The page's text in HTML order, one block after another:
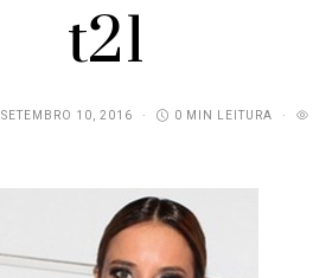
t21
SETEMBRO 10, 2016 0 MIN LEITURA